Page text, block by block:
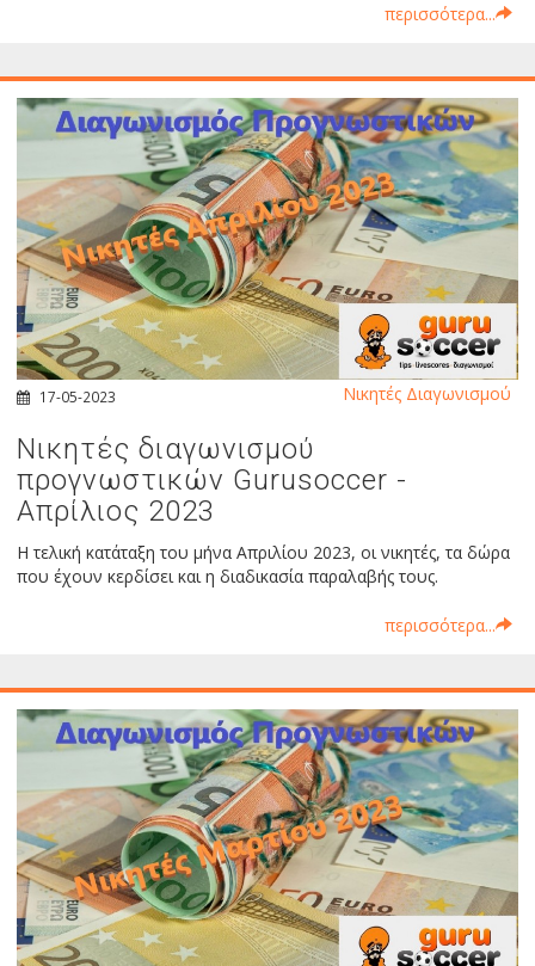
περισσότερα...
17-05-2023
Νικητές διαγωνισμού
προγνωστικών Gurusoccer -
Απρίλιος 2023
Η τελική κατάταξη του μήνα Απριλίου 2023, οι νικητές, τα δώρα
που έχουν κερδίσει και η διαδικασία παραλαβής τους.
περισσότερα...
Νικητές Διαγωνισμού